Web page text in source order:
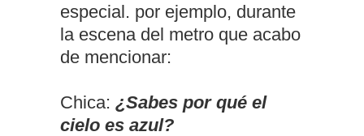
especial. por ejemplo, durante
la escena del metro que acabo
de mencionar:
Chica: ¿Sabes por qué el
cielo es azul?